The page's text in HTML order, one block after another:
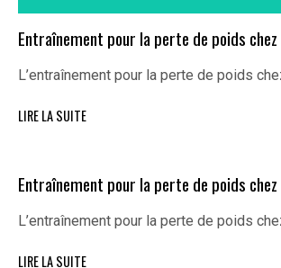
Entraînement pour la perte de poids
L’entraînement pour la perte de poids
LIRE LA SUITE
Entraînement pour la perte de poids
L’entraînement pour la perte de poids
LIRE LA SUITE